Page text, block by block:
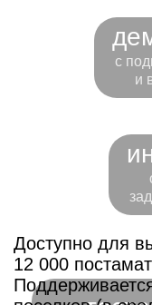
с
и
Доступно для
12 000